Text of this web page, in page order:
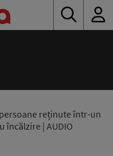
reținute într-un
încălzire | AUDIO